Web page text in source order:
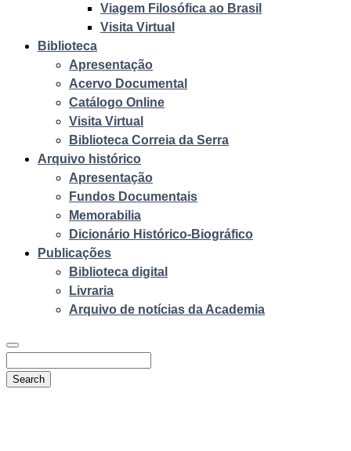
Viagem Filosófica ao Brasil
Visita Virtual
Biblioteca
Apresentação
Acervo Documental
Catálogo Online
Visita Virtual
Biblioteca Correia da Serra
Arquivo histórico
Apresentação
Fundos Documentais
Memorabilia
Dicionário Histórico-Biográfico
Publicações
Biblioteca digital
Livraria
Arquivo de notícias da Academia